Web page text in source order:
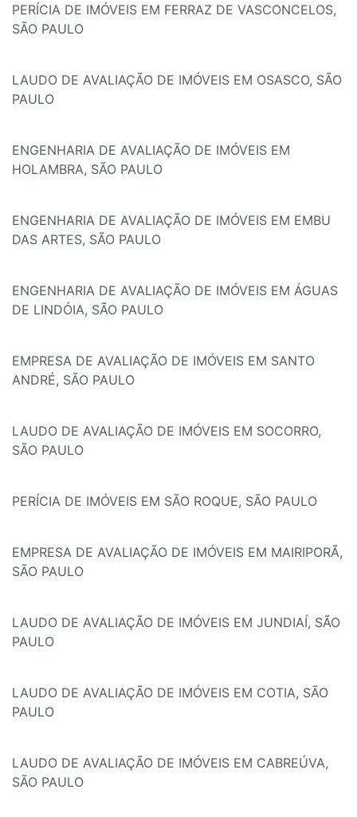
PERÍCIA DE IMÓVEIS EM FERRAZ DE VASCONCELOS,
SÃO PAULO
LAUDO DE AVALIAÇÃO DE IMÓVEIS EM OSASCO, SÃO
PAULO
ENGENHARIA DE AVALIAÇÃO DE IMÓVEIS EM
HOLAMBRA, SÃO PAULO
ENGENHARIA DE AVALIAÇÃO DE IMÓVEIS EM EMBU
DAS ARTES, SÃO PAULO
ENGENHARIA DE AVALIAÇÃO DE IMÓVEIS EM ÁGUAS
DE LINDÓIA, SÃO PAULO
EMPRESA DE AVALIAÇÃO DE IMÓVEIS EM SANTO
ANDRÉ, SÃO PAULO
LAUDO DE AVALIAÇÃO DE IMÓVEIS EM SOCORRO,
SÃO PAULO
PERÍCIA DE IMÓVEIS EM SÃO ROQUE, SÃO PAULO
EMPRESA DE AVALIAÇÃO DE IMÓVEIS EM MAIRIPORÃ,
SÃO PAULO
LAUDO DE AVALIAÇÃO DE IMÓVEIS EM JUNDIAÍ, SÃO
PAULO
LAUDO DE AVALIAÇÃO DE IMÓVEIS EM COTIA, SÃO
PAULO
LAUDO DE AVALIAÇÃO DE IMÓVEIS EM CABREÚVA,
SÃO PAULO